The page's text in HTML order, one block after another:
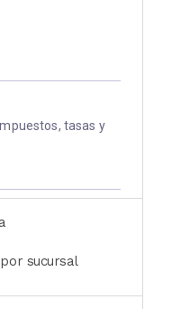
tasas y
sucursal